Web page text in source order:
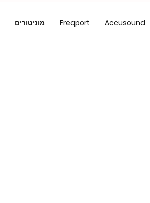
Accusound
Freqport מוניטורים